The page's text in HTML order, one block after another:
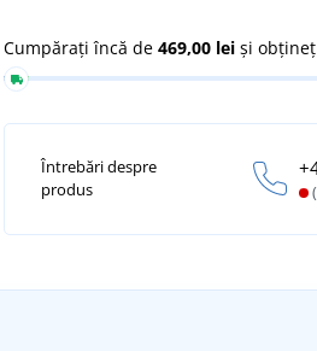
Cumpărați încă de 469,00 lei și
Întrebări despre
produs